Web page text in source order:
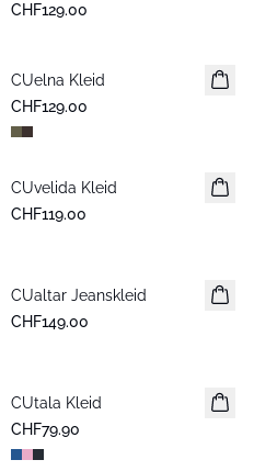
CHF129.00
Neuheiten
CUelna Kleid
CHF129.00
Neuheiten
CUvelida Kleid
CHF119.00
Neuheiten
CUaltar Jeanskleid
CHF149.00
CUtala Kleid
CHF79.90